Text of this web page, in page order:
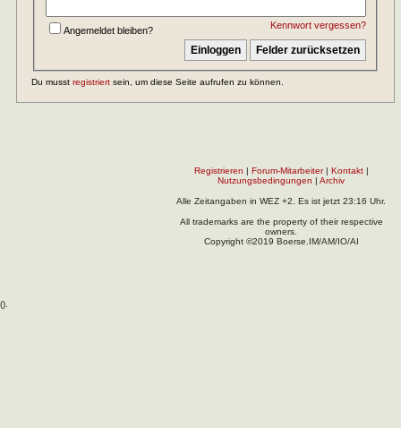
Kennwort vergessen?
Angemeldet bleiben?
Du musst registriert sein, um diese Seite aufrufen zu können.
Registrieren | Forum-Mitarbeiter| Kontakt|
Nutzungsbedingungen | Archiv
Alle Zeitangaben in WEZ +2. Es ist jetzt 23:16 Uhr.
All trademarks are the property of their respective
owners.
Copyright ©2019 Boerse.IM/AM/IO/AI
().